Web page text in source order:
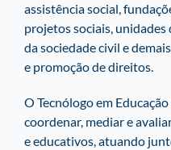
assistência social,
projetos sociais,
da sociedade civil e
e promoção de direitos.
O Tecnólogo em
coordenar, mediar e
e educativos, atuando